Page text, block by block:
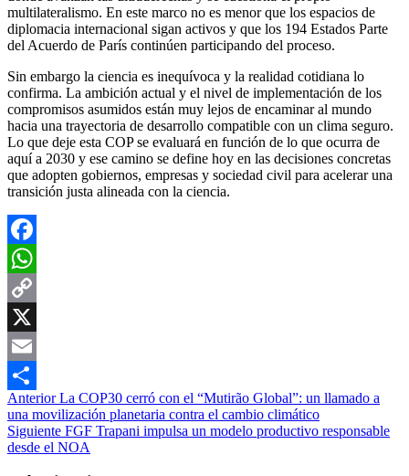
multilateralismo. En este marco no es menor que los espacios de
diplomacia internacional sigan activos y que los 194 Estados Parte
del Acuerdo de París continúen participando del proceso.
Sin embargo la ciencia es inequívoca y la realidad cotidiana lo
confirma. La ambición actual y el nivel de implementación de los
compromisos asumidos están muy lejos de encaminar al mundo
hacia una trayectoria de desarrollo compatible con un clima seguro.
Lo que deje esta COP se evaluará en función de lo que ocurra de
aquí a 2030 y ese camino se define hoy en las decisiones concretas
que adopten gobiernos, empresas y sociedad civil para acelerar una
transición justa alineada con la ciencia.
Facebook
WhatsApp
Copy
Link
X
Email
Compartir
Navegación
de
entradas
AnteriorLa COP30 cerró con el “Mutirão Global”: un llamado a
una movilización planetaria contra el cambio climático
Siguiente FGF Trapani impulsa un modelo productivo responsable
desde el NOA